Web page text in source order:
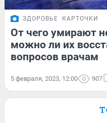
ЗДОРОВЬЕ КАРТОЧКИ
От чего умирают
можно ли их
вопросов врачам
5 февраля, 2023, 12:00 907